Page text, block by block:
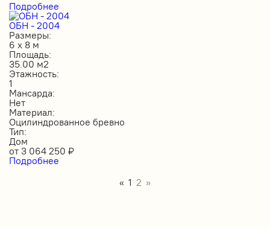
Подробнее
ОБН - 2004
Размеры:
6 х 8 м
Площадь:
35.00 м2
Этажность:
1
Мансарда:
Нет
Материал:
Оцилиндрованное бревно
Тип:
Дом
от 3 064 250 ₽
Подробнее
« 1 2 »